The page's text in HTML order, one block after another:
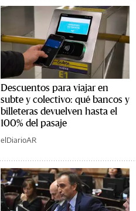
Descuentos para viajar en
subte y colectivo: qué bancos y
billeteras devuelven hasta el
100% del pasaje
elDiarioAR